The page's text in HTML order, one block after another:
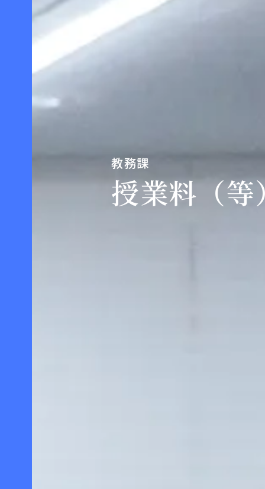
教務課
授業料（